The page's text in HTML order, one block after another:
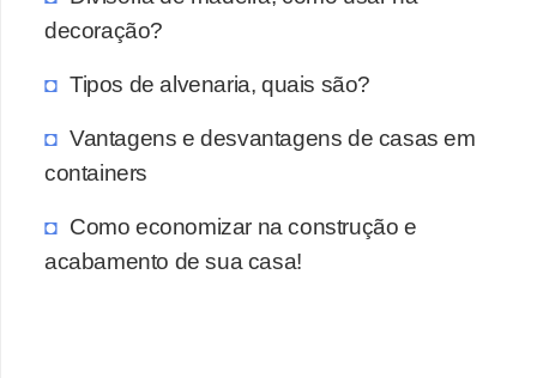
decoração?
Tipos de alvenaria, quais são?
Vantagens e desvantagens de casas em
containers
Como economizar na construção e
acabamento de sua casa!